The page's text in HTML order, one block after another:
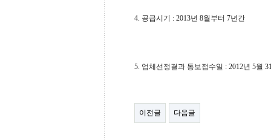
4. 공급시기 : 2013년 8월부터 7년간
5. 업체선정결과 통보접수일 : 2012년 5월
이전글 다음글